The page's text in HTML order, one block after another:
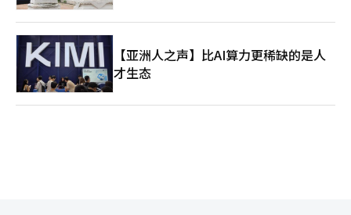
【亚洲人之声】比AI算力更稀缺的是人
才生态